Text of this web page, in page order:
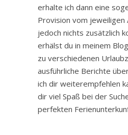
erhalte ich dann eine
Provision vom jeweiligen
jedoch nichts zusätzlich
erhälst du in meinem
zu verschiedenen
ausführliche Berichte
ich dir weiterempfehlen
dir viel Spaß bei der
perfekten